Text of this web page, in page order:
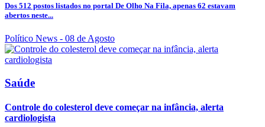
Dos 512 postos listados no portal De Olho Na Fila, apenas 62 estavam
abertos neste...
Político News - 08 de Agosto
Saúde
Controle do colesterol deve começar na infância, alerta
cardiologista